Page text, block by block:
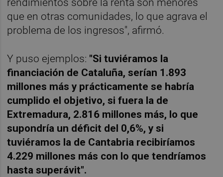
rendimientos sobre la renta son menores
que en otras comunidades, lo que agrava el
problema de los ingresos", afirmó.
Y puso ejemplos: "Si tuviéramos la
financiación de Cataluña, serían 1.893
millones más y prácticamente se habría
cumplido el objetivo, si fuera la de
Extremadura, 2.816 millones más, lo que
supondría un déficit del 0,6%, y si
tuviéramos la de Cantabria recibiríamos
4.229 millones más con lo que tendríamos
hasta superávit".